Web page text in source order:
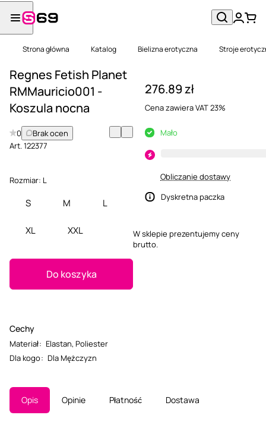
Strona główna Katalog Bielizna erotyczna Stroje
Regnes Fetish Planet
RMMauricio001 -
Koszula nocna
0
Brak ocen
Art.122377
Rozmiar: L
S M L
XL XXL
Do koszyka
Cechy
Materiał: Elastan, Poliester
Dla kogo: Dla Mężczyzn
276.89 zł
Cena zawiera VAT 23%
Mało
Obliczanie dostawy
Dyskretna paczka
W sklepie prezentujemy ceny
brutto.
Opis Opinie Płatność Dostawa